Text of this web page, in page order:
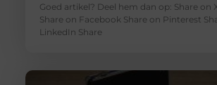
Goed artikel? Deel hem dan op: Share on
Share on Facebook Share on Pinterest
LinkedIn Share